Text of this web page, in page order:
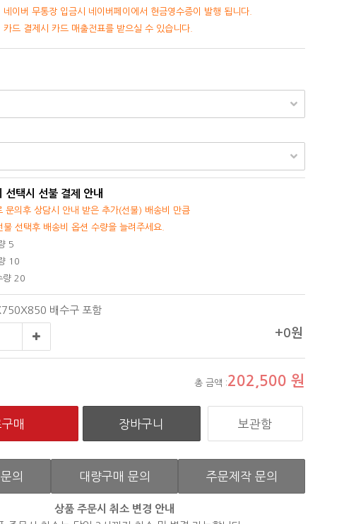
네이버 무통장 입금시 네이버페이에서 현금영수증이 발행 됩니다.
카드 결제시 카드 매출전표를 받으실 수 있습니다.
선택시 선불 결제 안내
문의후 상담시 안내 받은 추가(선불) 배송비 만큼
선택후 배송비 옵션 수량을 늘려주세요.
5
10
량 20
배수구 포함
+0원
총 금액 :202,500 원
보관함
의 대량구매 문의 주문제작 문의
상품 주문시 취소 변경 안내